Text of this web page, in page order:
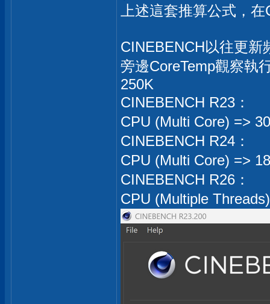
上述這套推算公式，
CINEBENCH以往更
旁邊CoreTemp觀察執
250K
CINEBENCH R23：
CPU (Multi Core) =>
CINEBENCH R24：
CPU (Multi Core) =>
CINEBENCH R26：
CPU (Multiple